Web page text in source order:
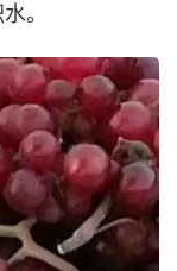
。